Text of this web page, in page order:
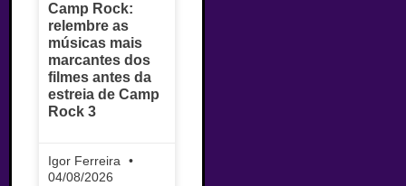
Camp Rock:
relembre as
músicas mais
marcantes dos
filmes antes da
estreia de Camp
Rock 3
Igor Ferreira
04/08/2026